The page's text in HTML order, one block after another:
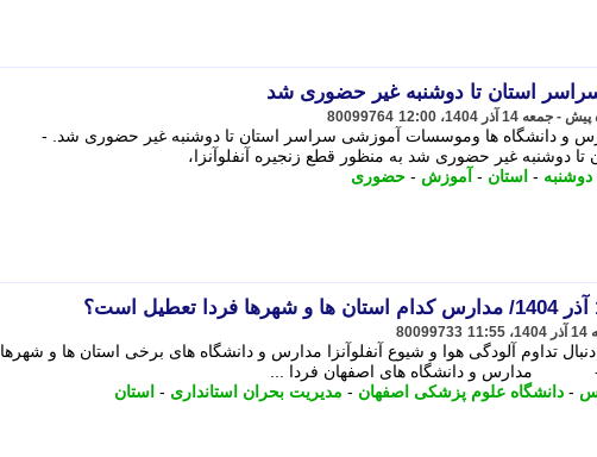
استان تا دوشنبه غیر حضوری شد
80099764
و دانشگاه ها وموسسات آموزشی سراسر استان تا دوشنبه غیر حضوری شد. -
دوشنبه غیر حضوری شد به منظور قطع زنجیره آنفلوآنزا،
دوشنبه - استان - آموزش - حضوری
80099733
تداوم آلودگی هوا و شیوع آنفلوآنزا مدارس و دانشگاه های برخی استان ها و شهرها
- دانشگاه علوم پزشکی اصفهان - مدیریت بحران استانداری - استان